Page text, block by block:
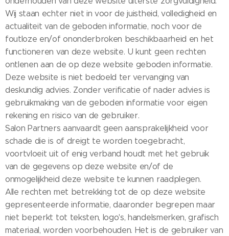
Wij staan echter niet in voor de juistheid, volledigheid en
actualiteit van de geboden informatie, noch voor de
foutloze en/of ononderbroken beschikbaarheid en het
functioneren van deze website. U kunt geen rechten
ontlenen aan de op deze website geboden informatie.
Deze website is niet bedoeld ter vervanging van
deskundig advies. Zonder verificatie of nader advies is
gebruikmaking van de geboden informatie voor eigen
rekening en risico van de gebruiker.
Salon Partners aanvaardt geen aansprakelijkheid voor
schade die is of dreigt te worden toegebracht,
voortvloeit uit of enig verband houdt met het gebruik
van de gegevens op deze website en/of de
onmogelijkheid deze website te kunnen raadplegen.
Alle rechten met betrekking tot de op deze website
gepresenteerde informatie, daaronder begrepen maar
niet beperkt tot teksten, logo's, handelsmerken, grafisch
materiaal, worden voorbehouden. Het is de gebruiker van